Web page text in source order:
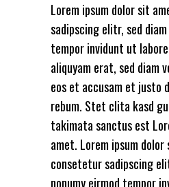
Lorem ipsum dolor sit
sadipscing elitr, sed
tempor invidunt ut
aliquyam erat, sed diam
eos et accusam et justo
rebum. Stet clita kasd
takimata sanctus est
amet. Lorem ipsum
consetetur sadipscing
nonumy eirmod tempor